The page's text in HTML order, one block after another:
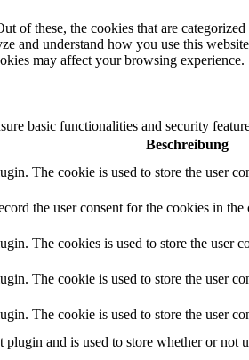
these, the cookies that are
and understand how you use this
may affect your browsing experience.
basic functionalities and security
Beschreibung
The cookie is used to store the user
the user consent for the cookies in
The cookies is used to store the user
The cookie is used to store the user
The cookie is used to store the user
and is used to store whether or not